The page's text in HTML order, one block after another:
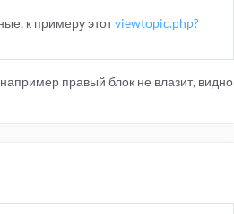
к примеру этотviewtopic.php?
правый блок не влазит, видно